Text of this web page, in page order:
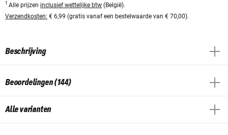
1 Alle prijzen inclusief wettelijke btw (België).
Verzendkosten: € 6,99 (gratis vanaf een bestelwaarde van € 70,00).
Beschrijving
Beoordelingen (144)
Alle varianten